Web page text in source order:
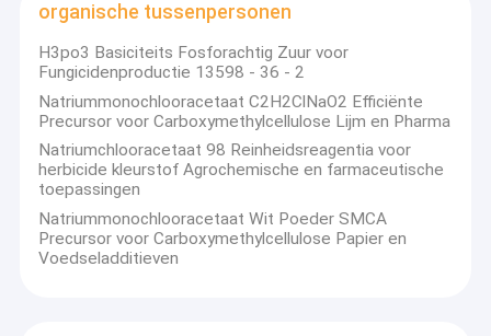
organische tussenpersonen
H3po3 Basiciteits Fosforachtig Zuur voor
Fungicidenproductie 13598 - 36 - 2
Natriummonochlooracetaat C2H2ClNaO2 Efficiënte
Precursor voor Carboxymethylcellulose Lijm en Pharma
Natriumchlooracetaat 98 Reinheidsreagentia voor
herbicide kleurstof Agrochemische en farmaceutische
toepassingen
Natriummonochlooracetaat Wit Poeder SMCA
Precursor voor Carboxymethylcellulose Papier en
Voedseladditieven